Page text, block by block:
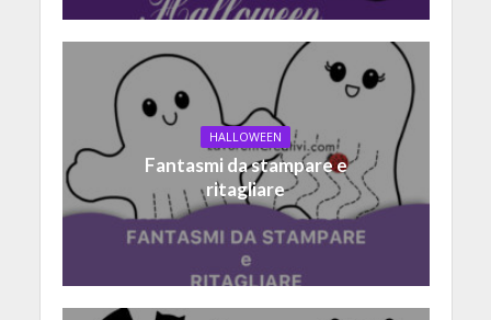
HALLOWEEN
Fantasmi da stampare e
ritagliare